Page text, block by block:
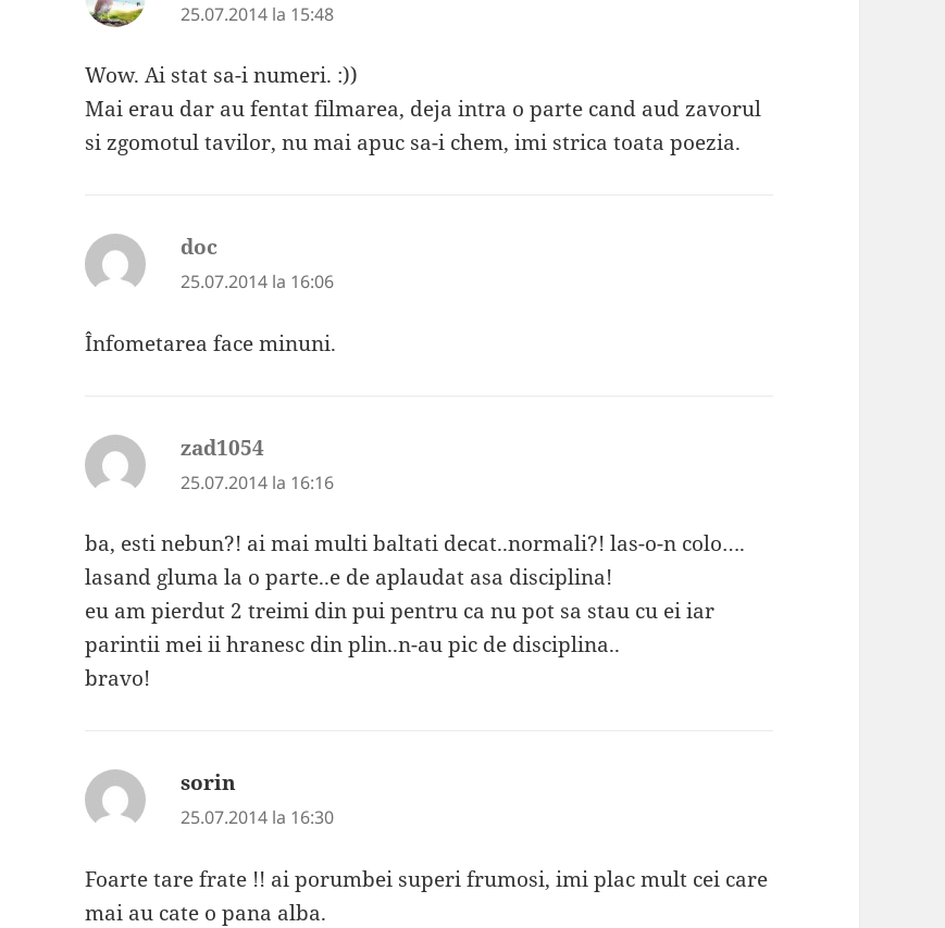
25.07.2014 la 15:48
Wow. Ai stat sa-i numeri. :))
Mai erau dar au fentat filmarea, deja intra o parte cand aud zavorul
si zgomotul tavilor, nu mai apuc sa-i chem, imi strica toata poezia.
doc
25.07.2014 la 16:06
Înfometarea face minuni.
zad1054
25.07.2014 la 16:16
ba, esti nebun?! ai mai multi baltati decat..normali?! las-o-n colo….
lasand gluma la o parte..e de aplaudat asa disciplina!
eu am pierdut 2 treimi din pui pentru ca nu pot sa stau cu ei iar
parintii mei ii hranesc din plin..n-au pic de disciplina..
bravo!
sorin
25.07.2014 la 16:30
Foarte tare frate !! ai porumbei superi frumosi, imi plac mult cei care
mai au cate o pana alba.